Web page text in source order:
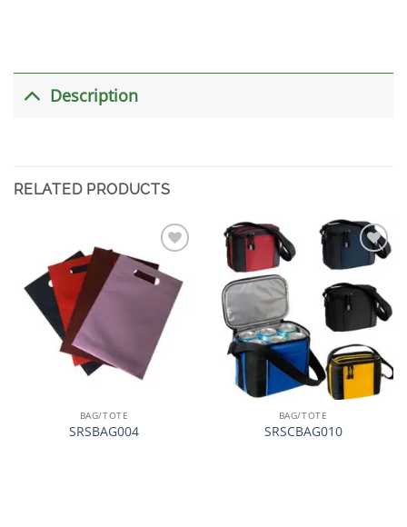
Description
RELATED PRODUCTS
心愿
单
BAG/TOTE
SRSBAG004
加入
单
BAG/TOTE
SRSCBAG010